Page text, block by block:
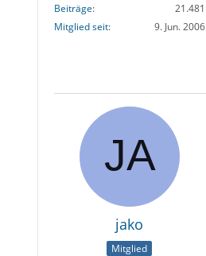
Beiträge
21.481
Mitglied seit
9. Jun. 2006
jako
Mitglied